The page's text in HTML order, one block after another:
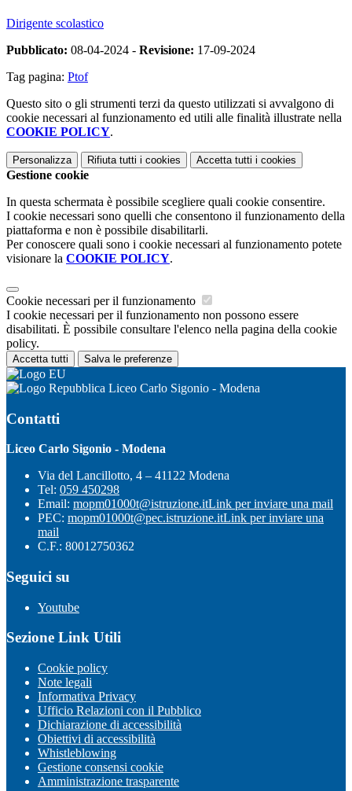
Dirigente scolastico
Pubblicato: 08-04-2024 - Revisione: 17-09-2024
Tag pagina: Ptof
Questo sito o gli strumenti terzi da questo utilizzati si avvalgono di
cookie necessari al funzionamento ed utili alle finalità illustrate nella
COOKIE POLICY.
Personalizza Rifiuta tutti i cookies Accetta tutti i cookies
Gestione cookie
In questa schermata è possibile scegliere quali cookie consentire.
I cookie necessari sono quelli che consentono il funzionamento della
piattaforma e non è possibile disabilitarli.
Per conoscere quali sono i cookie necessari al funzionamento potete
visionare la COOKIE POLICY.
Cookie necessari per il funzionamento
I cookie necessari per il funzionamento non possono essere
disabilitati. È possibile consultare l'elenco nella pagina della cookie
policy.
Accetta tutti Salva le preferenze
Liceo Carlo Sigonio - Modena
Contatti
Liceo Carlo Sigonio - Modena
Via del Lancillotto, 4 – 41122 Modena
Tel: 059 450298
Email: mopm01000t@istruzione.itLink per inviare una mail
PEC: mopm01000t@pec.istruzione.itLink per inviare una
mail
C.F.: 80012750362
Seguici su
Youtube
Sezione Link Utili
Cookie policy
Note legali
Informativa Privacy
Ufficio Relazioni con il Pubblico
Dichiarazione di accessibilità
Obiettivi di accessibilità
Whistleblowing
Gestione consensi cookie
Amministrazione trasparente